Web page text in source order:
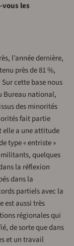
les
l’année dernière,
près de 81 %,
cette base nous
Bureau national,
des minorités
fait partie
elle a une attitude
type « entriste »
quelques
la réflexion
dans la
partiels avec la
est aussi très
régionales qui
de sorte que dans
et un travail